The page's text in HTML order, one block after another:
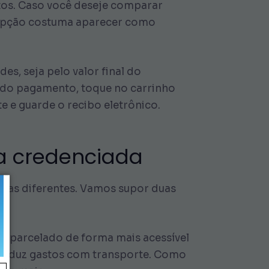
Caso você deseje comparar
costuma aparecer como
seja pelo valor final do
pagamento, toque no carrinho
e guarde o recibo eletrônico.
credenciada
diferentes. Vamos supor duas
parcelado de forma mais acessível
gastos com transporte. Como